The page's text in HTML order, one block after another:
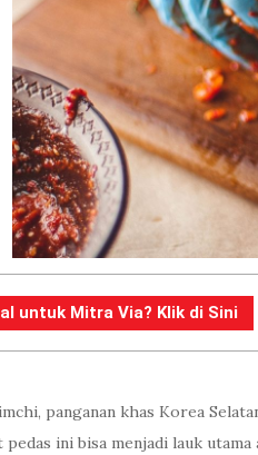
untuk Mitra Via? Klik di Sini
panganan khas Korea
pedas ini bisa menjadi lauk